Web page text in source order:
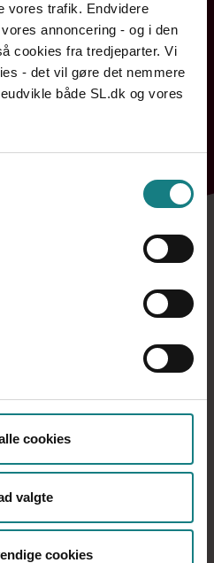
vores trafik. Endvidere
annoncering - og i den
cookies fra tredjeparter. Vi
- det vil gøre det nemmere
både SL.dk og vores
cookies
valgte
cookies